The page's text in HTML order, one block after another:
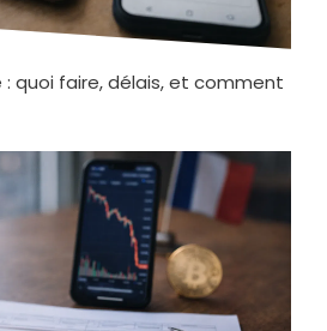
quoi faire, délais, et comment